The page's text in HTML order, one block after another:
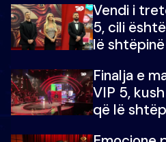
Vendi i
5, cili
lë shtëpinë
Finalja e
VIP 5,
që lë